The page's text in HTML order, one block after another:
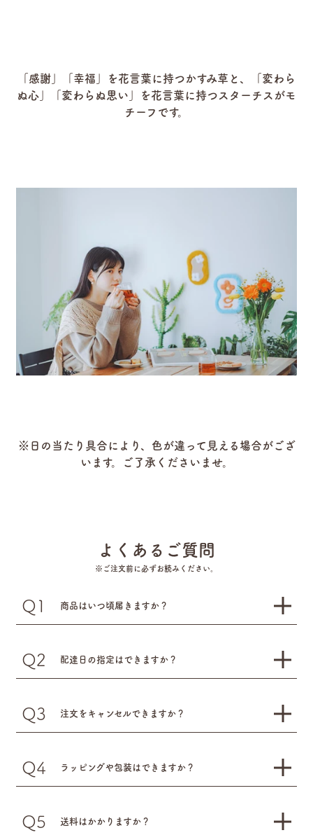
「感謝」「幸福」を花言葉に持つかすみ草と、
「変わら
ぬ心」「変わらぬ思い」を花言葉に持つスターチスがモ
チーフです。
※日の当たり具合により、色が違って見える場合がござ
います。ご了承くださいませ。
よくあるご質問
※ご注文前に必ずお読みください。
Q1 商品はいつ頃届きますか？
Q2 配達日の指定はできますか？
Q3 注文をキャンセルできますか？
Q4 ラッピングや包装はできますか？
Q5 送料はかかりますか？